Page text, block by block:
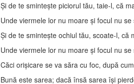
Şi de te sminteşte piciorul tău, taie-l, că
Unde viermele lor nu moare şi focul nu se
Şi de te sminteşte ochiul tău, scoate-l,
Unde viermele lor nu moare şi focul nu se
Căci orişicare se va săra cu foc, după
Bună este sarea; dacă însă sarea îşi